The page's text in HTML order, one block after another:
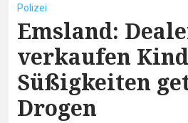
Polizei
Emsland:
verkaufen
Süßigkeiten
Drogen